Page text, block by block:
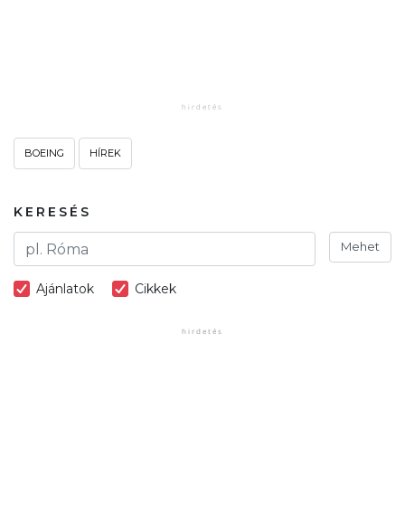
BOEING HÍREK
KERESÉS
Mehet
Ajánlatok Cikkek